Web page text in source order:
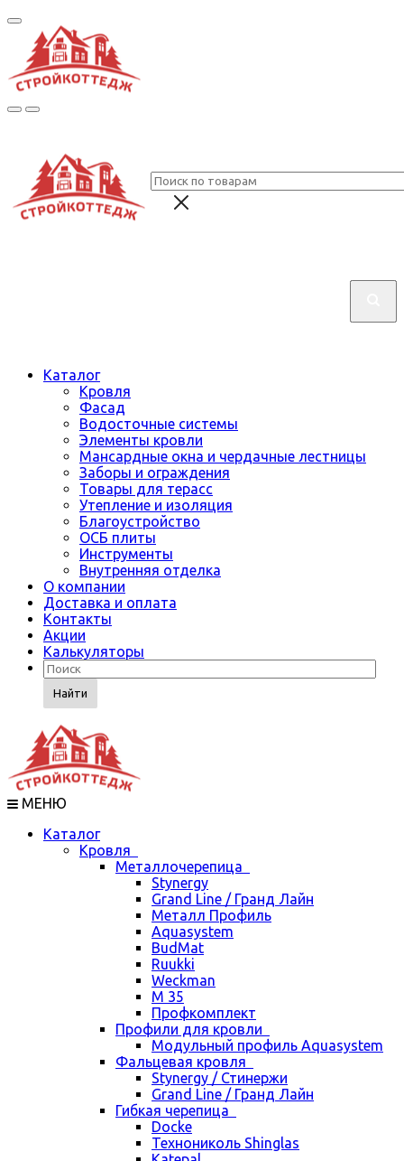
Каталог
Кровля
Фасад
Водосточные системы
Элементы кровли
Мансардные окна и чердачные лестницы
Заборы и ограждения
Товары для терасс
Утепление и изоляция
Благоустройство
ОСБ плиты
Инструменты
Внутренняя отделка
О компании
Доставка и оплата
Контакты
Акции
Калькуляторы
Найти
МЕНЮ
Каталог
Кровля
Металлочерепица
Stynergy
Grand Line / Гранд Лайн
Металл Профиль
Aquasystem
BudMat
Ruukki
Weckman
М 35
Профкомплект
Профили для кровли
Модульный профиль Aquasystem
Фальцевая кровля
Stynergy / Стинержи
Grand Line / Гранд Лайн
Гибкая черепица
Docke
Технониколь Shinglas